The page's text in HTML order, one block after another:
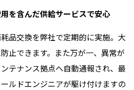
を含んだ供給サービスで安心
品交換を弊社で定期的に実施。大
止できます。また万が一、異常が
テナンス拠点へ自動通報され、最
ルドエンジニアが駆け付けますの